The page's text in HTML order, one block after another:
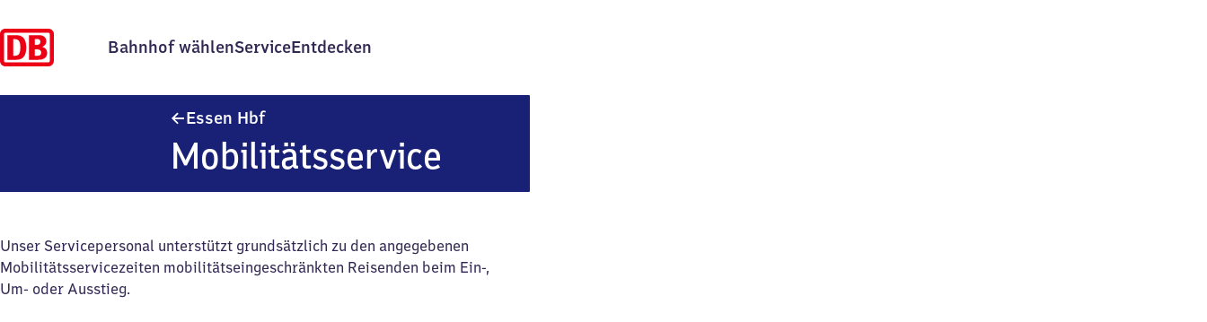
Bahnhof wählenServiceEntdecken
Essen HbfEssen Hauptbahnhof
Mobilitätsservice
Unser Servicepersonal unterstützt grundsätzlich zu den angegebenen
Mobilitätsservicezeiten mobilitätseingeschränkten Reisenden beim Ein-,
Um- oder Ausstieg.